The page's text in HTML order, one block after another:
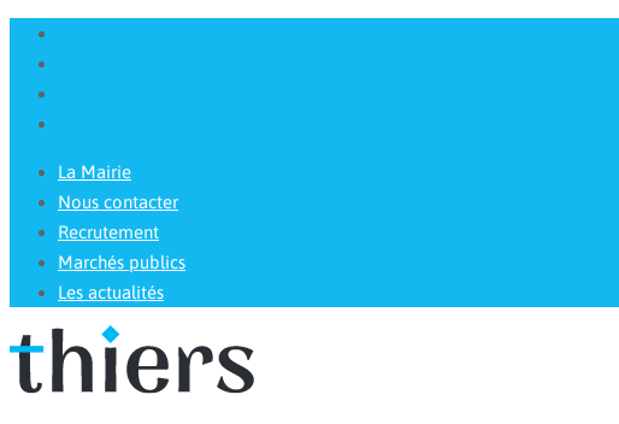
La Mairie
Nous contacter
Recrutement
Marchés publics
Les actualités